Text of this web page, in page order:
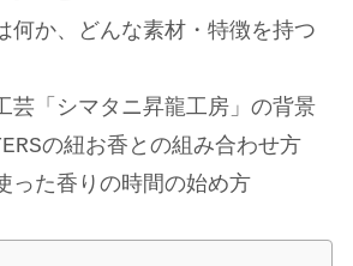
何か、どんな素材・特徴を持つ
芸「シマタニ昇龍工房」の背景
の紐お香との組み合わせ方
った香りの時間の始め方